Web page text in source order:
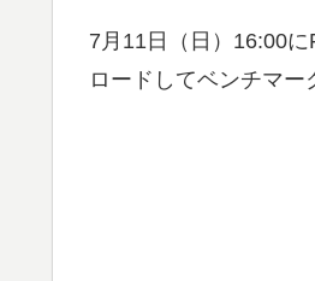
7月11日（日）16:00
ロードしてベンチマー